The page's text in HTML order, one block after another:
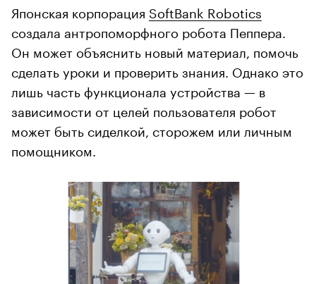
Японская корпорация SoftBank Robotics
создала антропоморфного робота Пеппера.
Он может объяснить новый материал, помочь
сделать уроки и проверить знания. Однако это
лишь часть функционала устройства — в
зависимости от целей пользователя робот
может быть сиделкой, сторожем или личным
помощником.